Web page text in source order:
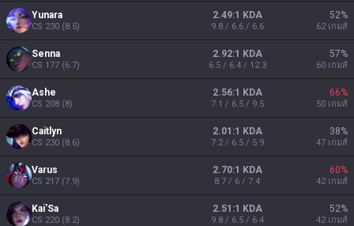
Yunara
CS 230 (8.5)
2.49:1 KDA
9.8 / 6.6 / 6.6
52%
62 เกมส์
Senna
CS 177 (6.7)
2.92:1 KDA
6.5 / 6.4 / 12.3
57%
60 เกมส์
Ashe
CS 208 (8)
2.56:1 KDA
7.1 / 6.5 / 9.5
66%
50 เกมส์
Caitlyn
CS 230 (8.6)
2.01:1 KDA
7.2 / 6.5 / 5.9
38%
47 เกมส์
Varus
CS 217 (7.9)
2.70:1 KDA
8.7 / 6 / 7.4
60%
42 เกมส์
Kai'Sa
CS 220 (8.2)
2.51:1 KDA
9.8 / 6.5 / 6.4
52%
42 เกมส์